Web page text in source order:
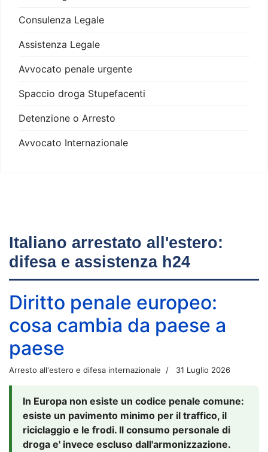
Consulenza Legale
Assistenza Legale
Avvocato penale urgente
Spaccio droga Stupefacenti
Detenzione o Arresto
Avvocato Internazionale
Italiano arrestato all'estero:
difesa e assistenza h24
Diritto penale europeo:
cosa cambia da paese a
paese
Arresto all'estero e difesa internazionale 31 Luglio 2026
In Europa non esiste un codice penale comune:
esiste un pavimento minimo per il traffico, il
riciclaggio e le frodi. Il consumo personale di
droga e' invece escluso dall'armonizzazione.